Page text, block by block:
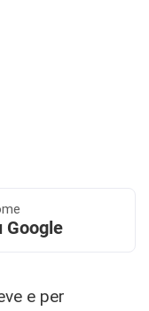
Google
e per